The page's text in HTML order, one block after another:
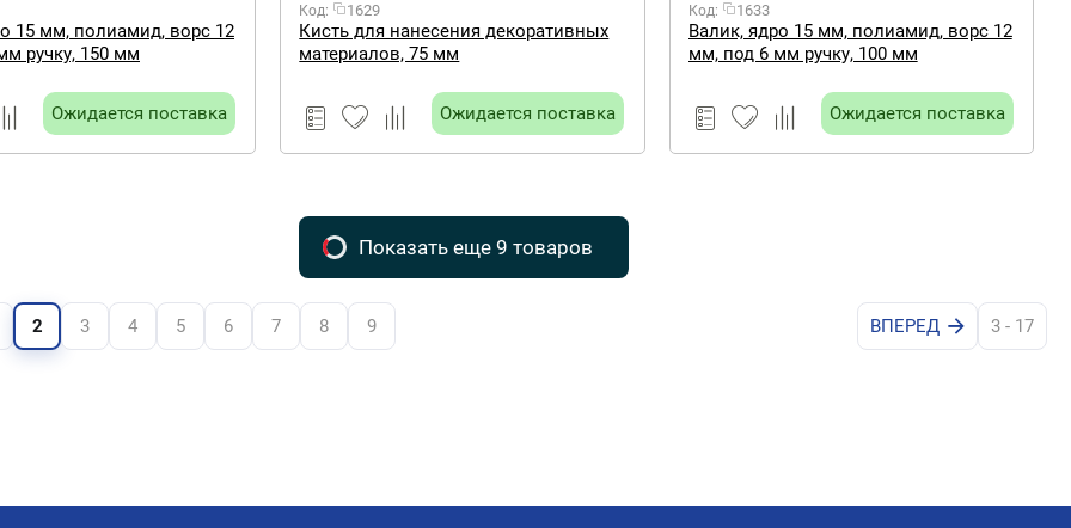
15 мм, полиамид, ворс 12
ручку, 150 мм
Ожидается поставка
Код: 1629
Кисть для нанесения декоративных
материалов, 75 мм
Ожидается поставка
Код: 1633
Валик, ядро 15 мм, полиамид, ворс 12
мм, под 6 мм ручку, 100 мм
Ожидается поставка
Показать еще 9 товаров
2 3 4 5 6 7 8 9 ВПЕРЕД 3 - 17